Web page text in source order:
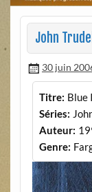
John
30 juin
Titre: Blue
Séries:
Auteur:
Genre: